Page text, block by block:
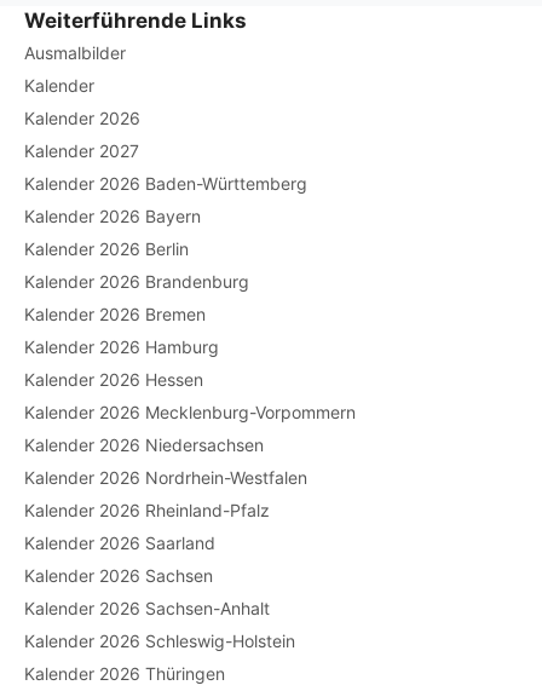
Weiterführende Links
Ausmalbilder
Kalender
Kalender 2026
Kalender 2027
Kalender 2026 Baden-Württemberg
Kalender 2026 Bayern
Kalender 2026 Berlin
Kalender 2026 Brandenburg
Kalender 2026 Bremen
Kalender 2026 Hamburg
Kalender 2026 Hessen
Kalender 2026 Mecklenburg-Vorpommern
Kalender 2026 Niedersachsen
Kalender 2026 Nordrhein-Westfalen
Kalender 2026 Rheinland-Pfalz
Kalender 2026 Saarland
Kalender 2026 Sachsen
Kalender 2026 Sachsen-Anhalt
Kalender 2026 Schleswig-Holstein
Kalender 2026 Thüringen